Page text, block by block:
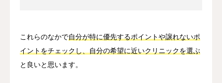
これらのなかで自分が特に優先するポイントや譲れないポ
イントをチェックし、自分の希望に近いクリニックを選ぶ
と良いと思います。